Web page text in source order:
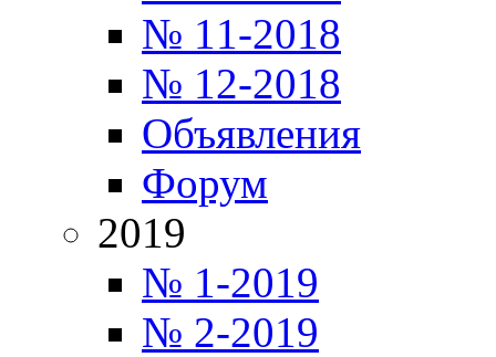
№ 11-2018
№ 12-2018
Объявления
Форум
2019
№ 1-2019
№ 2-2019